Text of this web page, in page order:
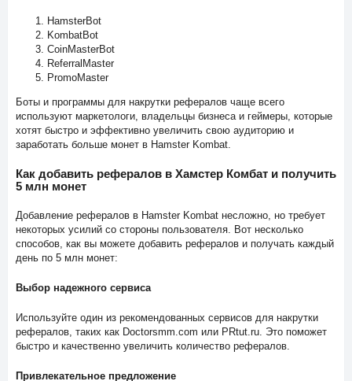
HamsterBot
KombatBot
CoinMasterBot
ReferralMaster
PromoMaster
Боты и программы для накрутки рефералов чаще всего
используют маркетологи, владельцы бизнеса и геймеры, которые
хотят быстро и эффективно увеличить свою аудиторию и
заработать больше монет в Hamster Kombat.
Как добавить рефералов в Хамстер Комбат и получить
5 млн монет
Добавление рефералов в Hamster Kombat несложно, но требует
некоторых усилий со стороны пользователя. Вот несколько
способов, как вы можете добавить рефералов и получать каждый
день по 5 млн монет:
Выбор надежного сервиса
Используйте один из рекомендованных сервисов для накрутки
рефералов, таких как Doctorsmm.com или PRtut.ru. Это поможет
быстро и качественно увеличить количество рефералов.
Привлекательное предложение